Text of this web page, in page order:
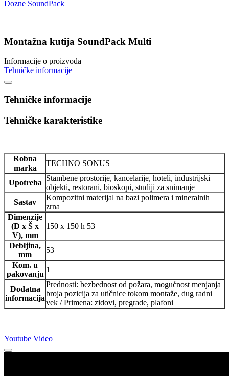
Dozne SoundPack
Montažna kutija SoundPack Multi
Informacije o proizvoda
Tehničke informacije
Tehničke informacije
Tehničke karakteristike
Robna
marka
TECHNO SONUS
Upotreba
Stambene prostorije, kancelarije, hoteli, industrijski
objekti, restorani, bioskopi, studiji za snimanje
Sastav
Kompozitni materijal na bazi polimera i mineralnih
zrna
Dimenzije
(D x Š x
V), mm
150 x 150 h 53
Debljina,
mm
53
Kom. u
pakovanju
1
Dodatna
informacija
Prednosti: bezbednost od požara, mogućnost menjanja
broja pozicija za utičnice tokom montaže, dug radni
vek / Primena: zidovi, pregrade, plafoni
Youtube Video